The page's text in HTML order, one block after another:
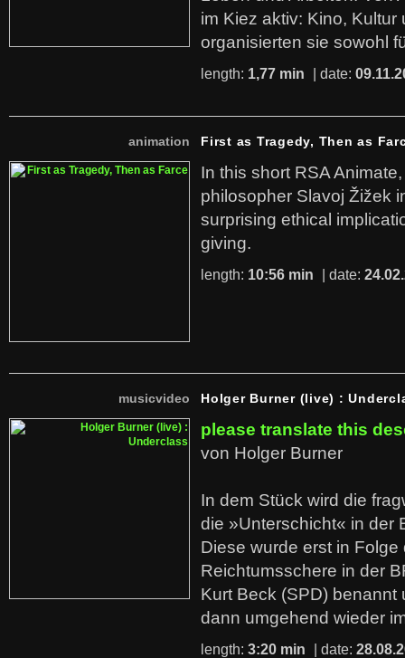
im Kiez aktiv: Kino,
organisierten sie sowohl
length: 1,77 min | date:
animation First as Tragedy, Then as
In this short RSA
philosopher Slavoj Žižek
surprising ethical
giving.
length: 10:56 min | date:
musicvideo Holger Burner (live) :
please translate this
von Holger Burner
In dem Stück wird die
die »Unterschicht« in der
Diese wurde erst in
Reichtumsschere in der
Kurt Beck (SPD)
dann umgehend wieder
length: 3:20 min | date: